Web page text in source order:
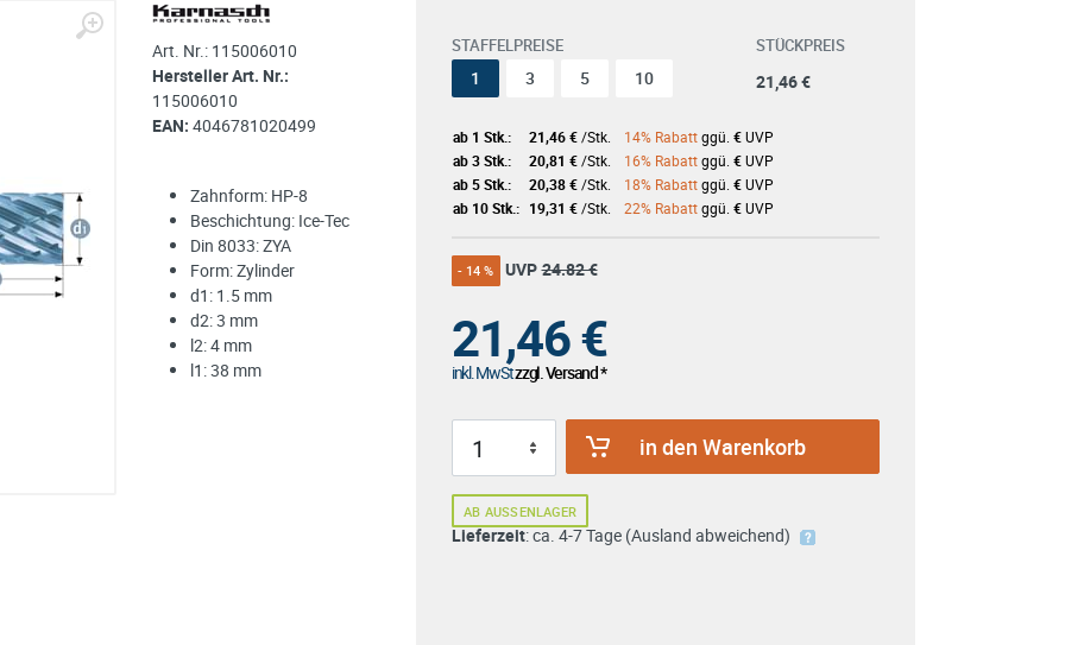
Art. Nr.: 115006010
Hersteller Art. Nr.:
115006010
EAN: 4046781020499
Zahnform: HP-8
Beschichtung: Ice-Tec
Din 8033: ZYA
Form: Zylinder
d1: 1.5 mm
d2: 3 mm
l2: 4 mm
l1: 38 mm
STAFFELPREISE
1 3 5 10
STÜCKPREIS
21,46 €
ab 1 Stk.: 21,46 €/Stk. 14% Rabattggü. €UVP
ab 3 Stk.:
20,81 €/Stk. 16% Rabattggü. €UVP
ab 5 Stk.:
20,38 €/Stk. 18% Rabattggü. €UVP
ab 10 Stk.: 19,31 €/Stk. 22% Rabattggü. €UVP
- 14 % UVP 24.82 €
21,46€
inkl. MwStzzgl. Versand *
in den Warenkorb
AB AUSSENLAGER
Lieferzeit: ca. 4-7 Tage (Ausland abweichend)